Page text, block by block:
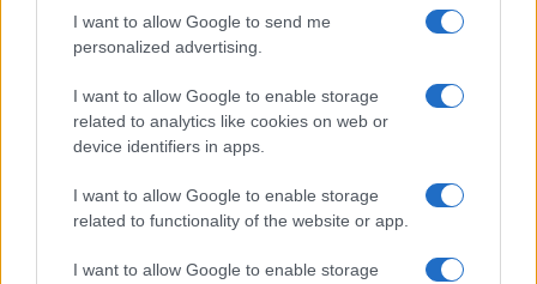
I want to allow Google to send me
personalized advertising.
I want to allow Google to enable storage
related to analytics like cookies on web or
device identifiers in apps.
I want to allow Google to enable storage
related to functionality of the website or app.
I want to allow Google to enable storage
Η ΣΤΗΛΗ ΜΑΣ